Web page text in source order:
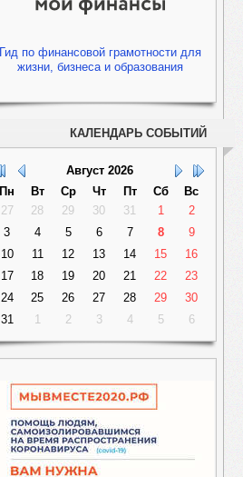
Гид по финансовой грамотности для
жизни, бизнеса и образования
КАЛЕНДАРЬ СОБЫТИЙ
Август 2026
Пн
Вт Ср Чт Пт Сб
Вс
27
28 29 30 31 1
2
3
4 5 6 7 8
9
10
11 12 13 14 15
16
17
18 19 20 21 22
23
24
25 26 27 28 29
30
31
1 2 3 4 5 6